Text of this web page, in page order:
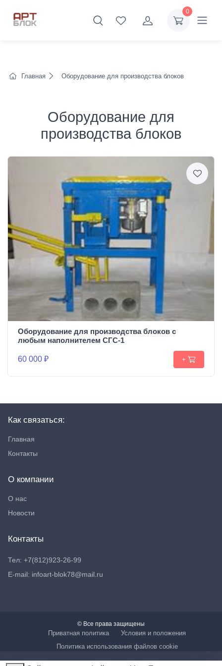
0
Главная Оборудование для производства блоков
Оборудование для
производства блоков
Оборудование для производства блоков c
любым наполнителем СГС-1
60 000 ₽ +
Как связаться:
Главная
Контакты
О компании
О нас
Новости
Контакты
Тел: +7(812)923-26-99
E-mail: infoart-blok78@mail.ru
© Все права защищены
Приватная политика
Условия и положения
Политика использования файлов cookie